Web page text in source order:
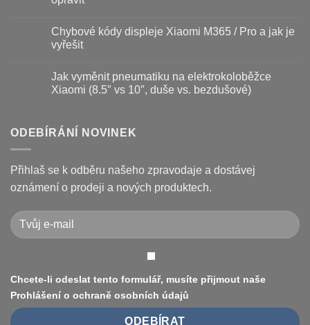
kdy
jak
prodloužit
životnost
s
vyměnit
brzdové
destičky
na
koloběžce
u
textu
s
poruchy
koloběžek
Kugoo
opravit
Chybové kódy displeje Xiaomi M365 / Pro a jak je
vyřešit
textu
s
displeje
Xiaomi
Pro
a
jak
je
Jak vyměnit pneumatiku na elektrokoloběžce
Xiaomi (8.5″ vs 10″, duše vs. bezdušové)
textu
s
vyměnit
pneumatiku
na
elektrokoloběžce
(8.5″
vs
10″,
duše
ODEBÍRÁNÍ NOVINEK
Přihlaš se k odběru našeho zpravodaje a dostávej
oznámení o prodeji a nových produktech.
Chcete-li odeslat tento formulář, musíte přijmout naše
Prohlášení o ochraně osobních údajů